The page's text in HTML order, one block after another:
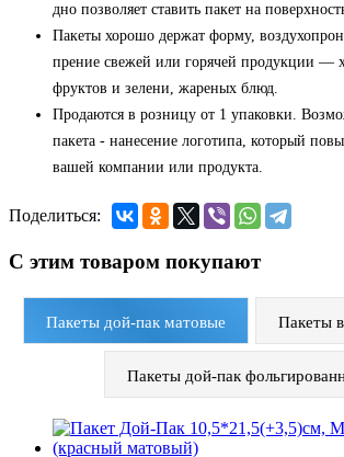
дно позволяет ставить пакет на
Пакеты хорошо держат форму,
прение свежей или горячей продукции —
фруктов и зелени, жареных блюд.
Продаются в розницу от 1 упаковки.
пакета - нанесение логотипа, который
вашей компании или продукта.
Поделиться:
С этим товаром покупают
Пакеты дой-пак матовые Пакеты
Пакеты дой-пак